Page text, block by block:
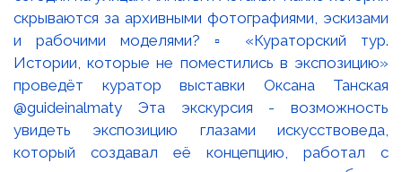
скрываются за архивными фотографиями, эскизами
и рабочими моделями? ▫️ «Кураторский тур.
Истории, которые не поместились в экспозицию»
проведёт куратор выставки Оксана Танская
@guideinalmaty Эта экскурсия - возможность
увидеть экспозицию глазами искусствоведа,
который создавал её концепцию, работал с